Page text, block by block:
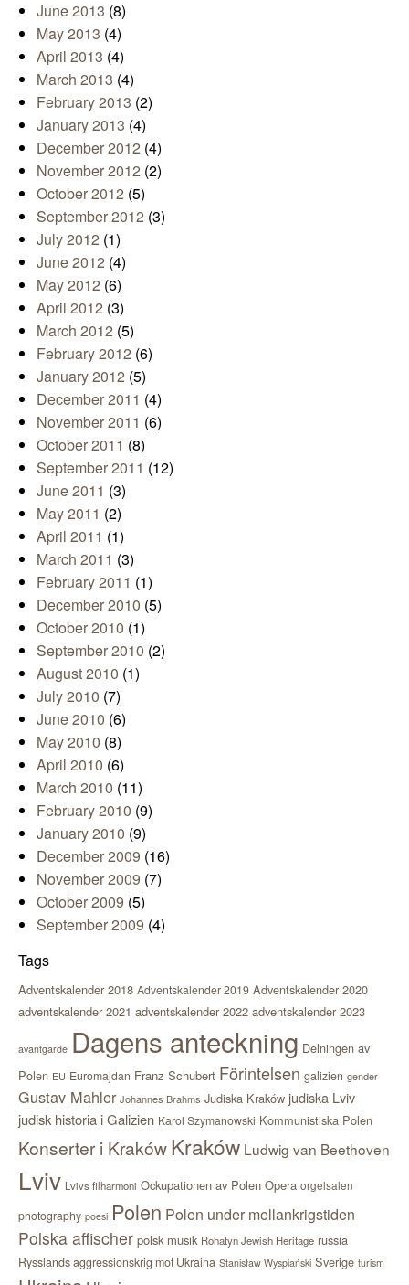
June 2013 (8)
May 2013 (4)
April 2013 (4)
March 2013 (4)
February 2013 (2)
January 2013 (4)
December 2012 (4)
November 2012 (2)
October 2012 (5)
September 2012 (3)
July 2012 (1)
June 2012 (4)
May 2012 (6)
April 2012 (3)
March 2012 (5)
February 2012 (6)
January 2012 (5)
December 2011 (4)
November 2011 (6)
October 2011 (8)
September 2011 (12)
June 2011 (3)
May 2011 (2)
April 2011 (1)
March 2011 (3)
February 2011 (1)
December 2010 (5)
October 2010 (1)
September 2010 (2)
August 2010 (1)
July 2010 (7)
June 2010 (6)
May 2010 (8)
April 2010 (6)
March 2010 (11)
February 2010 (9)
January 2010 (9)
December 2009 (16)
November 2009 (7)
October 2009 (5)
September 2009 (4)
Tags
Adventskalender 2018 Adventskalender 2019 Adventskalender 2020
adventskalender 2021 adventskalender 2022 adventskalender 2023
avantgarde Dagens anteckning Delningen av
Polen EU Euromajdan Franz Schubert Förintelsen galizien gender
Gustav Mahler Johannes Brahms Judiska Kraków judiska Lviv
judisk historia i Galizien Karol Szymanowski Kommunistiska Polen
Konserter i KrakówKraków Ludwig van Beethoven
Lviv Lvivs filharmoni Ockupationen av Polen Opera orgelsalen
photography poesi Polen Polen under mellankrigstiden
Polska affischer polsk musik Rohatyn Jewish Heritage russia
Rysslands aggressionskrig mot Ukraina Stanisław Wyspiański Sverige turism